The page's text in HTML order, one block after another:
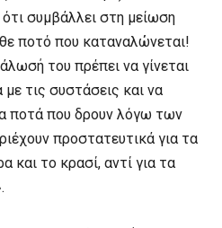
συμβάλλει στη μείωση
ποτό που καταναλώνεται!
του πρέπει να γίνεται
τις συστάσεις και να
ποτά που δρουν λόγω των
προστατευτικά για τα
και το κρασί, αντί για τα